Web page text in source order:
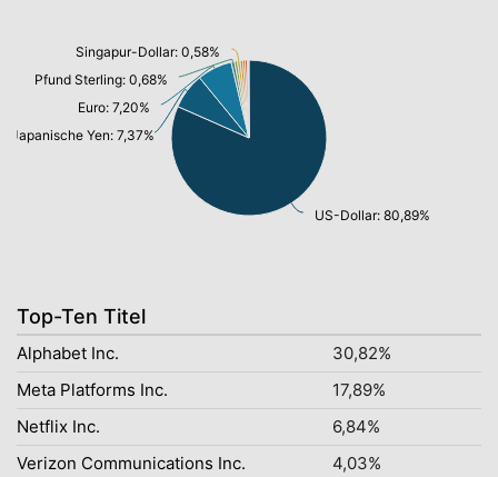
US-Dollar: 80,89%
Japanische Yen: 7,37%
Euro: 7,20%
Pfund Sterling: 0,68%
Singapur-Dollar: 0,58%
Top-Ten Titel
Alphabet Inc.
30,82%
Meta Platforms Inc.
17,89%
Netflix Inc.
6,84%
Verizon Communications Inc.
4,03%